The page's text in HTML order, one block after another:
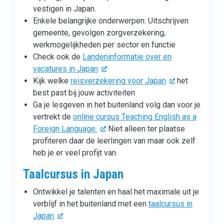
vestigen in Japan.
Enkele belangrijke onderwerpen: Uitschrijven
gemeente, gevolgen zorgverzekering,
werkmogelijkheden per sector en functie
Check ook de Landeninformatie over en
vacatures in Japan
Kijk welke reisverzekering voor Japan
het
best past bij jouw activiteiten
Ga je lesgeven in het buitenland volg dan voor je
vertrekt de online cursus Teaching English as a
Foreign Language.
Niet alleen ter plaatse
profiteren daar de leerlingen van maar ook zelf
heb je er veel profijt van.
Taalcursus in Japan
Ontwikkel je talenten en haal het maximale uit je
verblijf in het buitenland met een taalcursus in
Japan